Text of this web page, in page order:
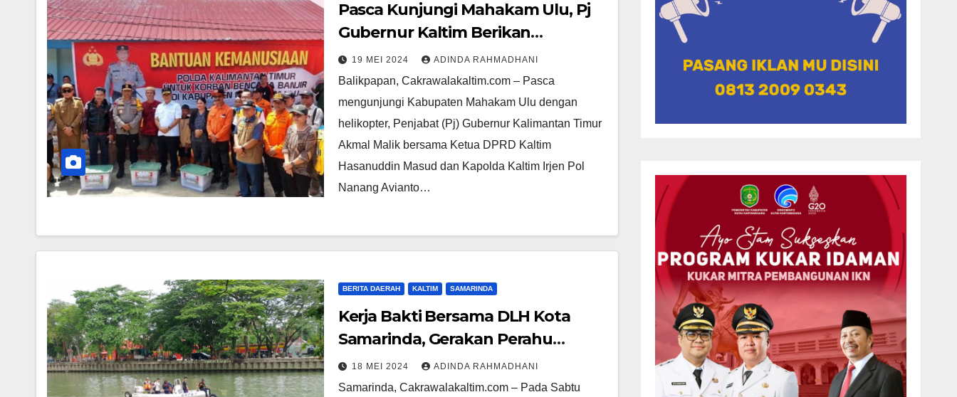
Pasca Kunjungi Mahakam Ulu, Pj
Gubernur Kaltim Berikan
Keterangan Pers
19 MEI 2024 ADINDA RAHMADHANI
Balikpapan, Cakrawalakaltim.com – Pasca
mengunjungi Kabupaten Mahakam Ulu dengan
helikopter, Penjabat (Pj) Gubernur Kalimantan Timur
Akmal Malik bersama Ketua DPRD Kaltim
Hasanuddin Masud dan Kapolda Kaltim Irjen Pol
Nanang Avianto…
BERITA DAERAH KALTIM SAMARINDA
Kerja Bakti Bersama DLH Kota
Samarinda, Gerakan Perahu
Ketinting Pungut Sampah Sungai
Karang Mumus
18 MEI 2024 ADINDA RAHMADHANI
Samarinda, Cakrawalakaltim.com – Pada Sabtu